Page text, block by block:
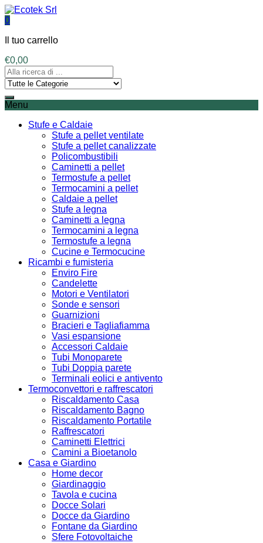
0
Il tuo carrello
€0,00
Menu
Stufe e Caldaie
Stufe a pellet ventilate
Stufe a pellet canalizzate
Policombustibili
Caminetti a pellet
Termostufe a pellet
Termocamini a pellet
Caldaie a pellet
Stufe a legna
Caminetti a legna
Termocamini a legna
Termostufe a legna
Cucine e Termocucine
Ricambi e fumisteria
Enviro Fire
Candelette
Motori e Ventilatori
Sonde e sensori
Guarnizioni
Bracieri e Tagliafiamma
Vasi espansione
Accessori Caldaie
Tubi Monoparete
Tubi Doppia parete
Terminali eolici e antivento
Termoconvettori e raffrescatori
Riscaldamento Casa
Riscaldamento Bagno
Riscaldamento Portatile
Raffrescatori
Caminetti Elettrici
Camini a Bioetanolo
Casa e Giardino
Home decor
Giardinaggio
Tavola e cucina
Docce Solari
Docce da Giardino
Fontane da Giardino
Sfere Fotovoltaiche